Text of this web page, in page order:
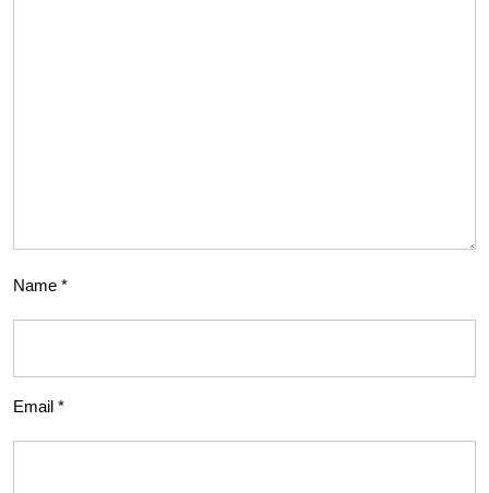
Name *
Email *